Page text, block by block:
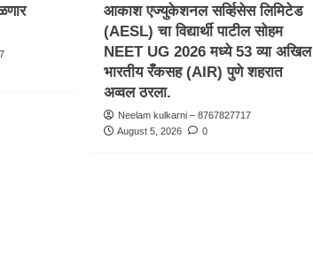
आकाश एज्युकेशनल सर्व्हिसेस लिमिटेड
(AESL) चा विद्यार्थी पाटील सोहम
NEET UG 2026 मध्ये 53 व्या अखिल
भारतीय रँकसह (AIR) पुणे शहरात
अव्वल ठरला.
Neelam kulkarni – 8767827717
August 5, 2026
0